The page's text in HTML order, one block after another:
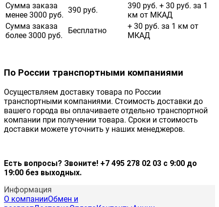
Сумма заказа
менее 3000 руб.
390 руб.
390 руб. + 30 руб. за 1
км от МКАД
Сумма заказа
более 3000 руб.
Бесплатно
+ 30 руб. за 1 км от
МКАД
По России транспортными компаниями
Осуществляем доставку товара по России
транспортными компаниями. Стоимость доставки до
вашего города вы оплачиваете отдельно транспортной
компании при получении товара. Сроки и стоимость
доставки можете уточнить у наших менеджеров.
Есть вопросы? Звоните! +7 495 278 02 03 с 9:00 до
19:00 без выходных.
Информация
О компанииОбмен и